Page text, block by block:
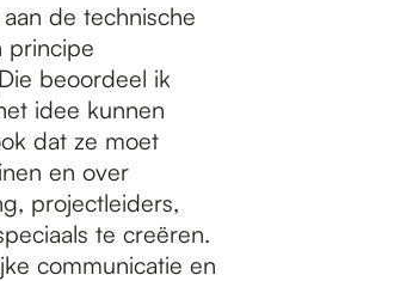
de technische
principe
beoordeel ik
idee kunnen
dat ze moet
en over
projectleiders,
te creëren.
communicatie en